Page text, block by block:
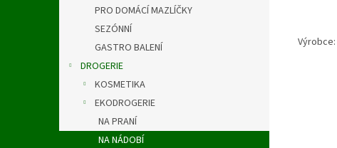
PRO DOMÁCÍ MAZLÍČKY
SEZÓNNÍ
GASTRO BALENÍ
DROGERIE
KOSMETIKA
EKODROGERIE
NA PRANÍ
NA NÁDOBÍ
Výrobce: